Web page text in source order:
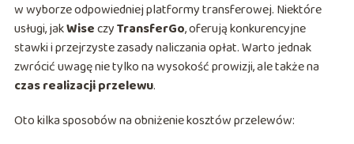
w wyborze odpowiedniej platformy transferowej. Niektóre
usługi, jakWiseczyTransferGo, oferują konkurencyjne
stawki i przejrzyste zasady naliczania opłat. Warto jednak
zwrócić uwagę nie tylko na wysokość prowizji, ale także na
czas realizacji przelewu.
Oto kilka sposobów na obniżenie kosztów przelewów: